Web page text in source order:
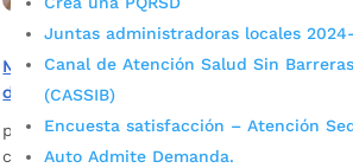
Juntas administradoras locales
Canal de Atención Salud Sin
(CASSIB)
Encuesta satisfacción – Atención
Auto Admite Demanda.
Mesa de trabajo para soluciones
de Transporte Masivo
por admin_prensa|May 24, 2025|
crisis del sistema de transporte masivo en